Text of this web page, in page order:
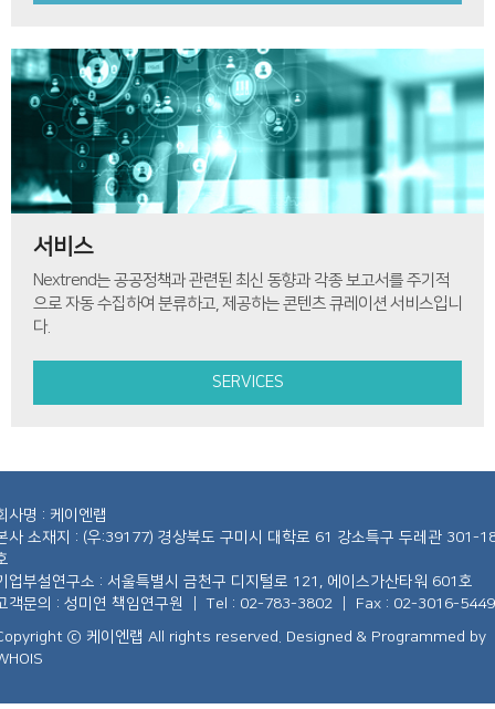
서비스
Nextrend는 공공정책과 관련된 최신 동향과 각종 보고서를 주기적
으로 자동 수집하여 분류하고, 제공하는 콘텐츠 큐레이션 서비스입니
다.
SERVICES
사명 : 케이엔랩
사 소재지 : (우:39177) 경상북도 구미시 대학로 61 강소특구 두레관 301-
업부설연구소 : 서울특별시 금천구 디지털로 121, 에이스가산타워 601호
객문의 : 성미연 책임연구원
｜Tel : 02-783-3802
Fax : 02-3016-5449
ⓒ 케이엔랩 All rights reserved. Designed & Programmed by